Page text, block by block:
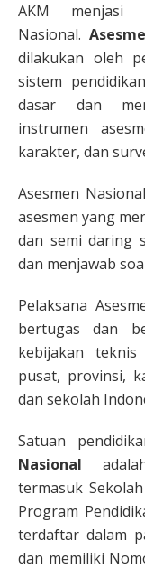
AKM menjasi
Nasional.
dilakukan oleh
sistem
dasar dan
instrumen
karakter, dan
Asesmen
asesmen yang
dan semi daring
dan menjawab
Pelaksana
bertugas dan
kebijakan
pusat, provinsi,
dan sekolah
Satuan
Nasional
termasuk
Program
terdaftar dalam
dan memiliki